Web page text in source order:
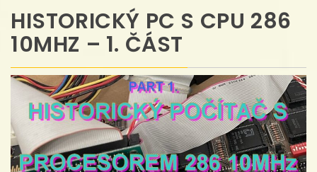
HISTORICKÝ PC S CPU 286
10MHZ – 1. ČÁST